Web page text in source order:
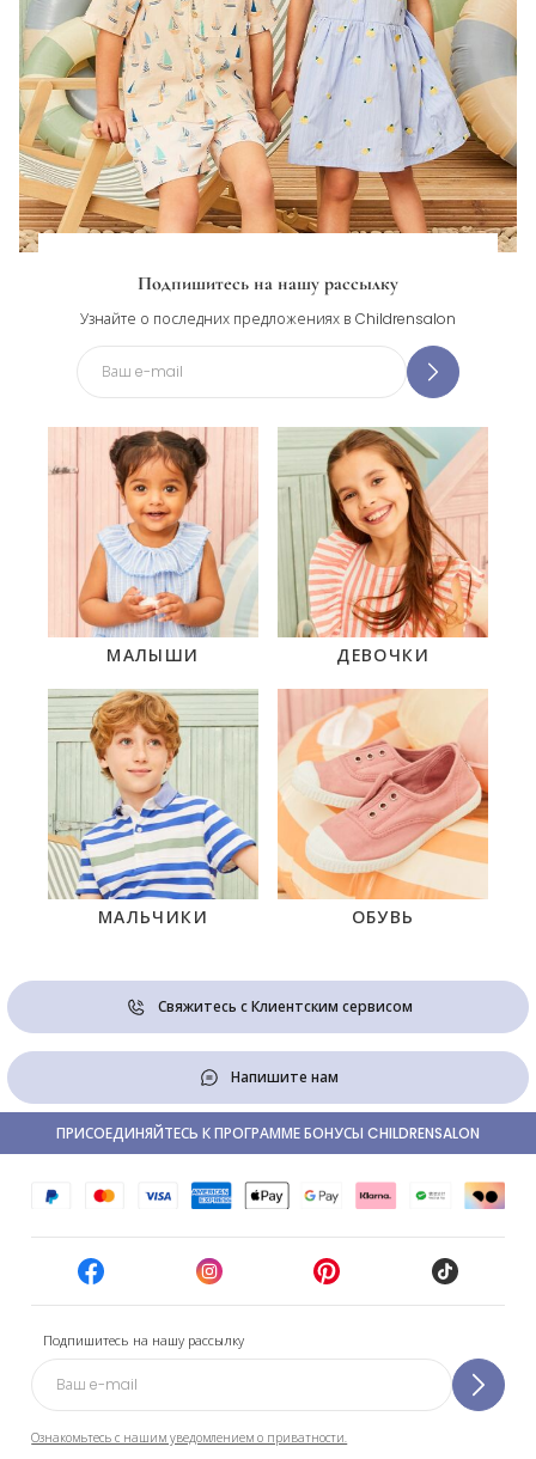
Подпишитесь на нашу рассылку
Узнайте о последних предложениях в Childrensalon
МАЛЫШИ ДЕВОЧКИ
МАЛЬЧИКИ ОБУВЬ
Свяжитесь с Клиентским сервисом
Напишите нам
Подпишитесь на нашу рассылку
Ознакомьтесь с нашим уведомлением о приватности.
ПРИСОЕДИНЯЙТЕСЬ К ПРОГРАММЕ БОНУСЫ CHILDRENSALON